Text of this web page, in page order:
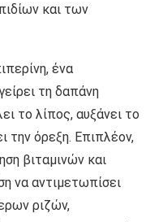
και των
ένα
τη δαπάνη
το λίπος, αυξάνει το
την όρεξη. Επιπλέον,
βιταμινών και
να αντιμετωπίσει
ριζών,